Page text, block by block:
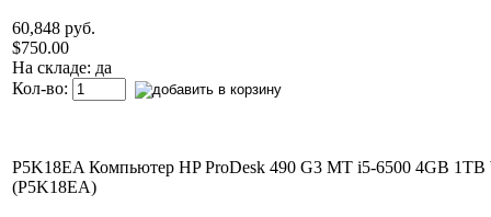
60,848 руб.
$750.00
На складе: да
Кол-во:
P5K18EA Компьютер HP ProDesk 490 G3 MT i5-6500 4GB
(P5K18EA)